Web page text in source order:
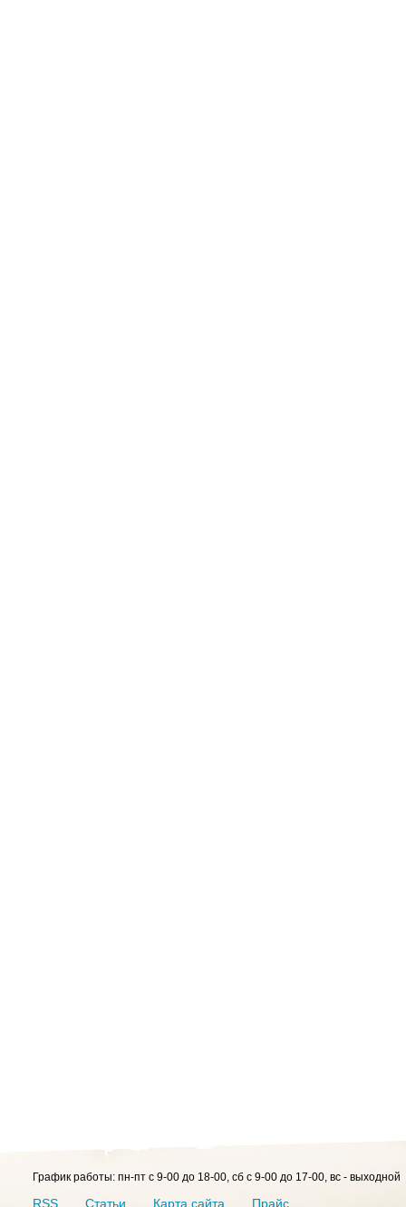
RSS Статьи Карта сайта Прайс
График работы: пн-пт с 9-00 до 18-00, сб с 9-00 до 17-00, вс - выходной